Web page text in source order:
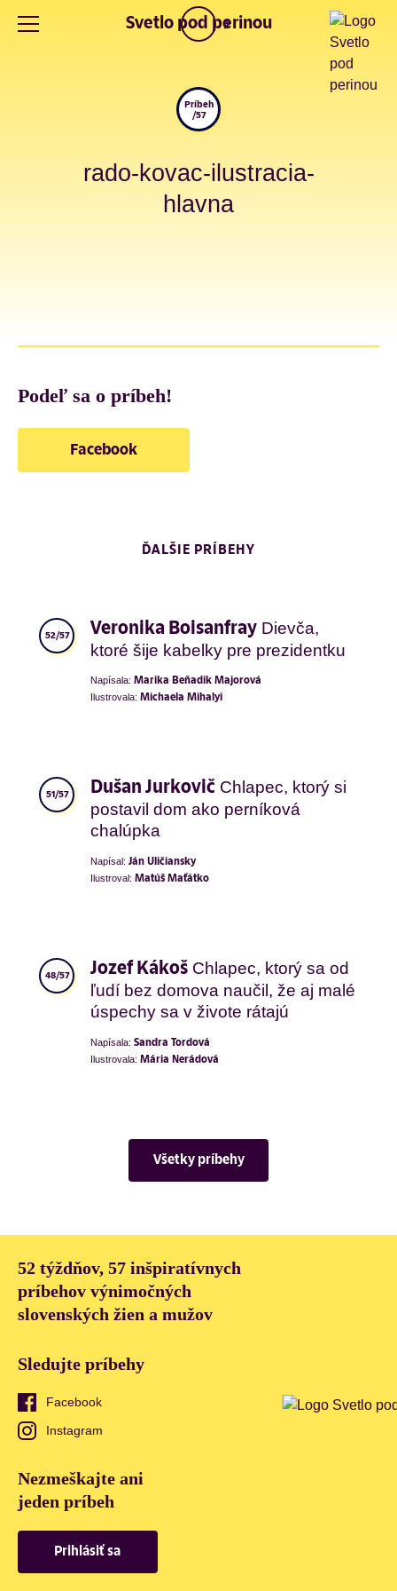
Svetlo pod perinou
Príbeh
/57
rado-kovac-ilustracia-
hlavna
Podeľ sa o príbeh!
Facebook
ĎALŠIE PRÍBEHY
52/57 Veronika Boisanfray Dievča,
ktoré šije kabelky pre prezidentku
Napísala: Marika Beňadik Majorová
Ilustrovala: Michaela Mihalyi
51/57 Dušan Jurkovič Chlapec, ktorý si
postavil dom ako perníková
chalúpka
Napísal: Ján Uličiansky
Ilustroval: Matúš Maťátko
48/57 Jozef Kákoš Chlapec, ktorý sa od
ľudí bez domova naučil, že aj malé
úspechy sa v živote rátajú
Napísala: Sandra Tordová
Ilustrovala: Mária Nerádová
Všetky príbehy
52 týždňov, 57 inšpiratívnych
príbehov výnimočných
slovenských žien a mužov
Sledujte príbehy
Facebook
Instagram
Nezmeškajte ani
jeden príbeh
Prihlásiť sa